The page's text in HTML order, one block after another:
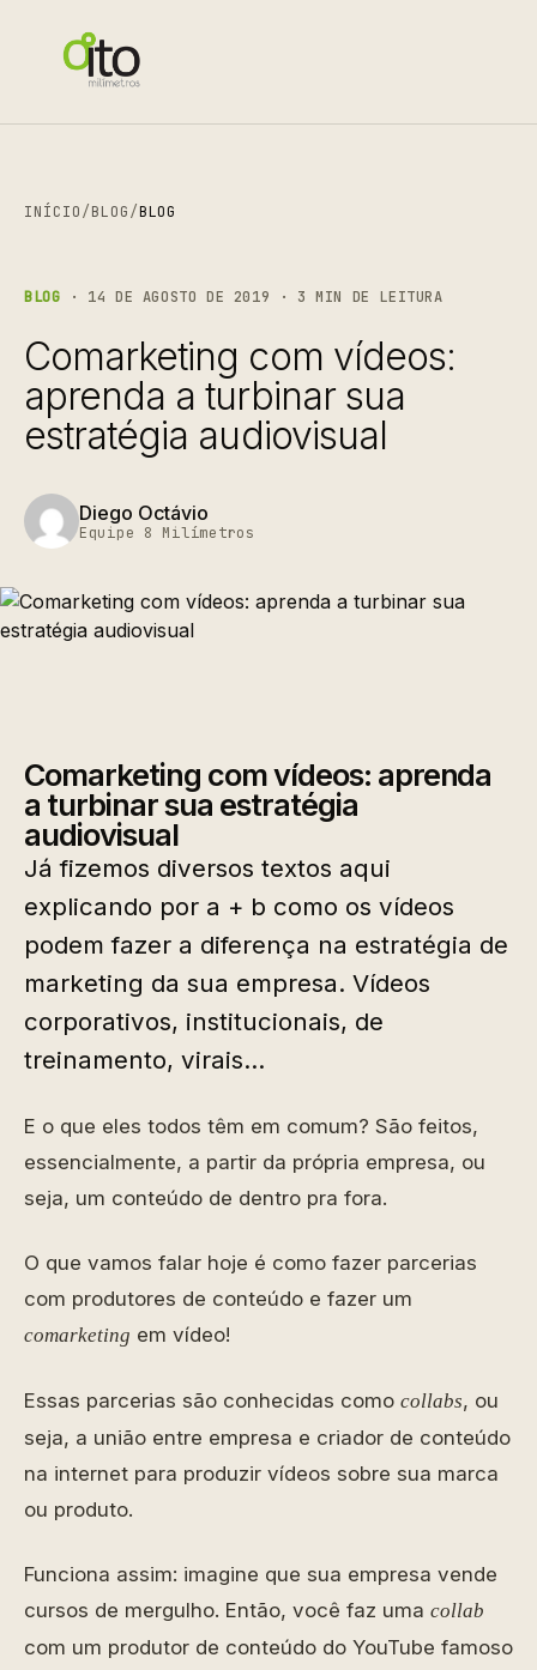
INÍCIO/BLOG/BLOG
BLOG · 14 DE AGOSTO DE 2019 · 3 MIN DE LEITURA
Comarketing com vídeos:
aprenda a turbinar sua
estratégia audiovisual
Diego Octávio
Equipe 8 Milímetros
Comarketing com vídeos: aprenda
a turbinar sua estratégia
audiovisual
Já fizemos diversos textos aqui
explicando por a + b como os vídeos
podem fazer a diferença na estratégia de
marketing da sua empresa. Vídeos
corporativos, institucionais, de
treinamento, virais…
E o que eles todos têm em comum? São feitos,
essencialmente, a partir da própria empresa, ou
seja, um conteúdo de dentro pra fora.
O que vamos falar hoje é como fazer parcerias
com produtores de conteúdo e fazer um
comarketing em vídeo!
Essas parcerias são conhecidas como collabs, ou
seja, a união entre empresa e criador de conteúdo
na internet para produzir vídeos sobre sua marca
ou produto.
Funciona assim: imagine que sua empresa vende
cursos de mergulho. Então, você faz uma collab
com um produtor de conteúdo do YouTube famoso